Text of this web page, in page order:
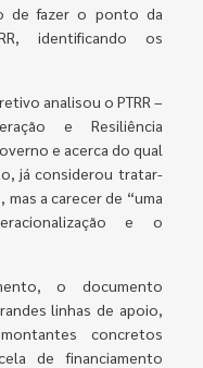
de fazer o ponto da
identificando os
analisou o PTRR –
e Resiliência
e acerca do qual
já considerou tratar-
a carecer de “uma
e o
o documento
linhas de apoio,
concretos
de financiamento